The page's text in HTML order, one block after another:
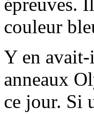
couleur
Y en avait-
anneaux
ce jour. Si